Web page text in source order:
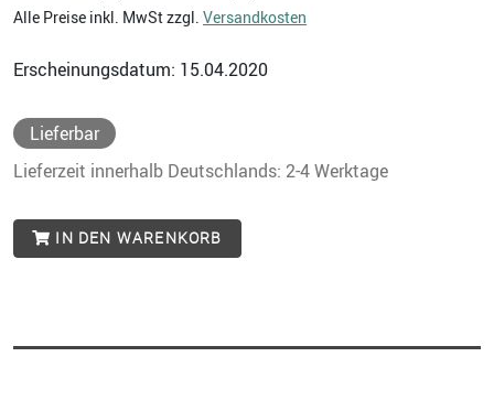
Alle Preise inkl. MwSt zzgl. Versandkosten
Erscheinungsdatum: 15.04.2020
Lieferbar
Lieferzeit innerhalb Deutschlands: 2-4 Werktage
IN DEN WARENKORB